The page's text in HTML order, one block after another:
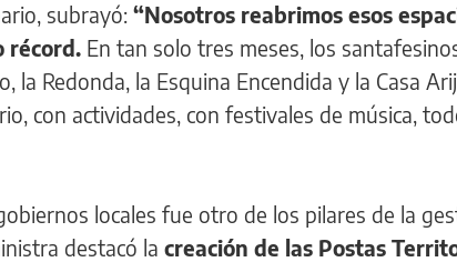
subrayó: “Nosotros reabrimos esos
récord. En tan solo tres meses, los
la Redonda, la Esquina Encendida y la Casa
con actividades, con festivales de música,
locales fue otro de los pilares de la
destacó la creación de las Postas